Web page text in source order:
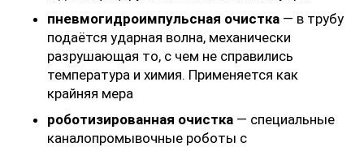
пневмогидроимпульсная очистка — в трубу
подаётся ударная волна, механически
разрушающая то, с чем не справились
температура и химия. Применяется как
крайняя мера
роботизированная очистка — специальные
каналопромывочные роботы с